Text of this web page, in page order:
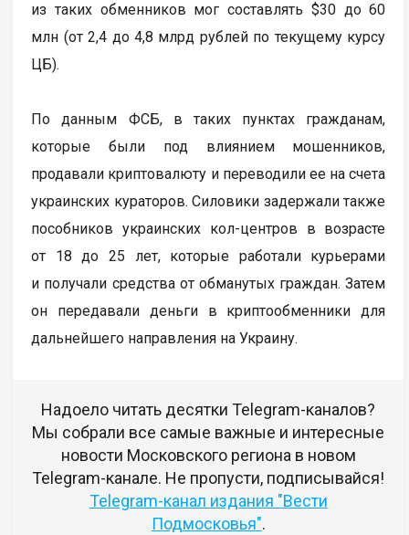
из таких обменников мог составлять $30 до 60
млн (от 2,4 до 4,8 млрд рублей по текущему курсу
ЦБ).
По данным ФСБ, в таких пунктах гражданам,
которые были под влиянием мошенников,
продавали криптовалюту и переводили ее на счета
украинских кураторов. Силовики задержали также
пособников украинских кол-центров в возрасте
от 18 до 25 лет, которые работали курьерами
и получали средства от обманутых граждан. Затем
он передавали деньги в криптообменники для
дальнейшего направления на Украину.
Надоело читать десятки Telegram-каналов?
Мы собрали все самые важные и интересные
новости Московского региона в новом
Telegram-канале. Не пропусти, подписывайся!
Telegram-канал издания "Вести
Подмосковья".